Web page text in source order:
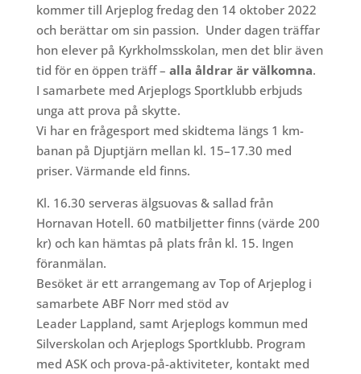
kommer till Arjeplog fredag den 14 oktober 2022
och berättar om sin passion. Under dagen träffar
hon elever på Kyrkholmsskolan, men det blir även
tid för en öppen träff – alla åldrar är välkomna.
I samarbete med Arjeplogs Sportklubb erbjuds
unga att prova på skytte.
Vi har en frågesport med skidtema längs 1 km-
banan på Djuptjärn mellan kl. 15–17.30 med
priser. Värmande eld finns.
Kl. 16.30 serveras älgsuovas & sallad från
Hornavan Hotell. 60 matbiljetter finns (värde 200
kr) och kan hämtas på plats från kl. 15. Ingen
föranmälan.
Besöket är ett arrangemang av Top of Arjeplog i
samarbete ABF Norr med stöd av
Leader Lappland, samt Arjeplogs kommun med
Silverskolan och Arjeplogs Sportklubb. Program
med ASK och prova-på-aktiviteter, kontakt med